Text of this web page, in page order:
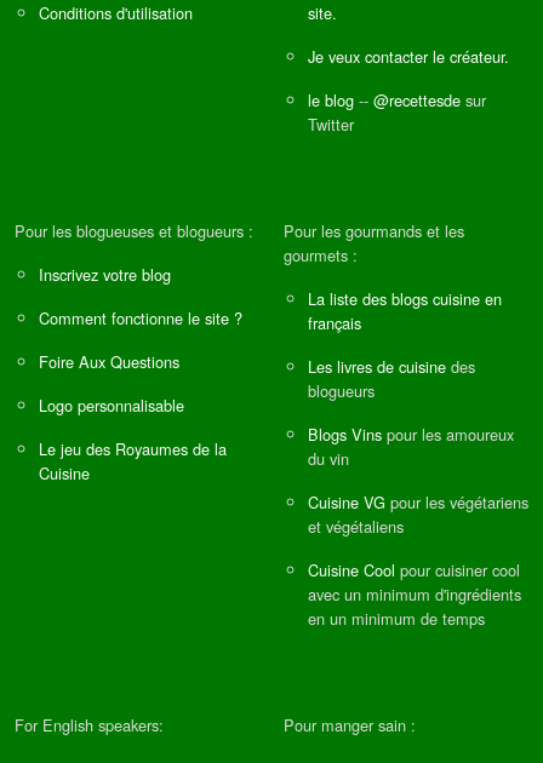
Conditions d'utilisation
site.
Je veux contacter le créateur.
le blog -- @recettesde sur
Twitter
Pour les blogueuses et blogueurs :
Inscrivez votre blog
Comment fonctionne le site ?
Foire Aux Questions
Logo personnalisable
Le jeu des Royaumes de la
Cuisine
Pour les gourmands et les
gourmets :
La liste des blogs cuisine en
français
Les livres de cuisine des
blogueurs
Blogs Vins pour les amoureux
du vin
Cuisine VG pour les végétariens
et végétaliens
Cuisine Cool pour cuisiner cool
avec un minimum d'ingrédients
en un minimum de temps
For English speakers:
Pour manger sain :